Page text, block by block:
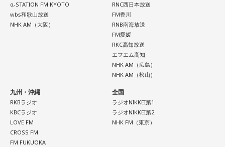
α-STATION FM KYOTO
wbs和歌山放送
NHK AM（大阪）
RNC西日本放送
FM香川
RNB南海放送
FM愛媛
RKC高知放送
エフエム高知
NHK AM（広島）
NHK AM（松山）
九州・沖縄
RKBラジオ
KBCラジオ
LOVE FM
CROSS FM
FM FUKUOKA
全国
ラジオNIKKEI第1
ラジオNIKKEI第2
NHK FM（東京）